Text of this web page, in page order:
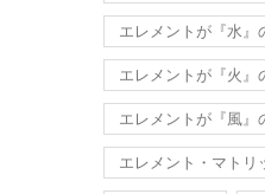
エレメントが『水』
エレメントが『火』
エレメントが『風』
エレメント・マトリ